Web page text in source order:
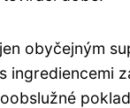
obyčejným
ingrediencemi